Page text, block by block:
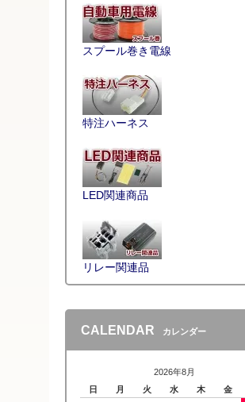
スプール巻き電線
特注ハーネス
LED関連商品
リレー関連品
CALENDAR カレンダー
2026年8月
日
月 火 水 木 金